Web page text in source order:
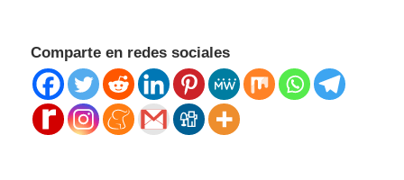
Comparte en redes sociales